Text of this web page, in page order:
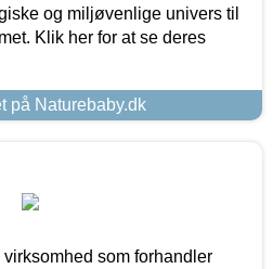
og miljøvenlige univers til
Klik her for at se deres
på Naturebaby.dk
som forhandler